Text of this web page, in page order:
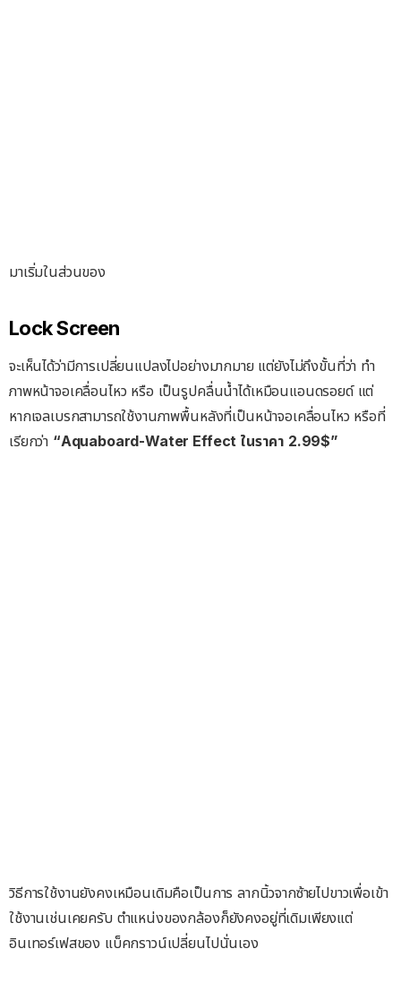
มาเริ่มในส่วนของ
Lock Screen
จะเห็นได้ว่ามีการเปลี่ยนแปลงไปอย่างมากมาย แต่ยังไม่ถึงขั้นที่ว่า ทำ
ภาพหน้าจอเคลื่อนไหว หรือ เป็นรูปคลื่นน้ำได้เหมือนแอนดรอยด์ แต่
หากเจลเบรกสามารถใช้งานภาพพื้นหลังที่เป็นหน้าจอเคลื่อนไหว หรือที่
เรียกว่า “Aquaboard-Water Effect ในราคา 2.99$”
วิธีการใช้งานยังคงเหมือนเดิมคือเป็นการ ลากนิ้วจากซ้ายไปขาวเพื่อเข้า
ใช้งานเช่นเคยครับ ตำแหน่งของกล้องก็ยังคงอยู่ที่เดิมเพียงแต่
อินเทอร์เฟสของ แบ็คกราวน์เปลี่ยนไปนั่นเอง